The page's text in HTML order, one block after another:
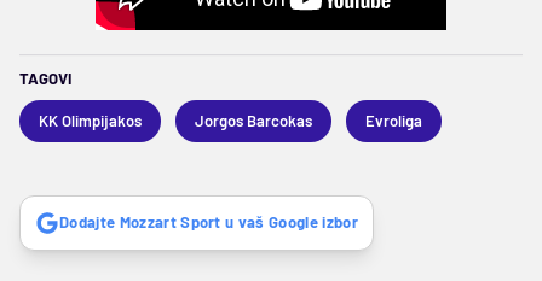
TAGOVI
KK Olimpijakos Jorgos Barcokas Evroliga
Dodajte Mozzart Sport u vaš Google izbor